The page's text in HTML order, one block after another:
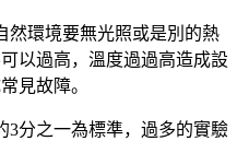
環境要無光照或是別的熱
以過高，溫度過過高造成設
見故障。
之一為標準，過多的實驗